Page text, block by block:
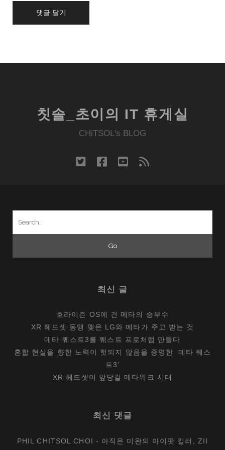
칫솔_초이의 IT 휴게실
CHiTSOL's BLOG
twitterfacebook
youtube
rss
최신 글
호라이즌 OS에 건 메타의 승부수
XR 헤드셋 동맹 맺은 LG와 메타가 주고 받는 것
메타 퀘스트3를 퀘스트 프로처럼 만들다
혼합 현실을 향한 노력이 헛되지 않음을 증명한 ‘메타 퀘스
트3’
XR 헤드셋이 앞당길 메타워크 시대
최신 댓글
PHIL CHITSOL CHOI - 아직은 미완의 아이팟 킬러, ZII